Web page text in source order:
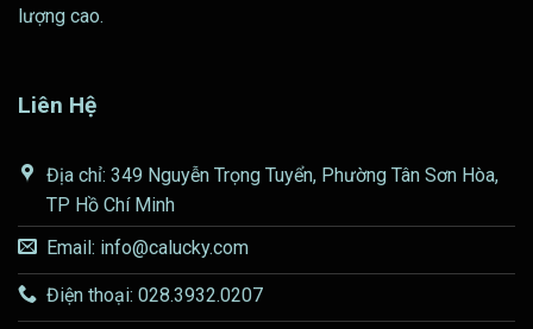
lượng cao.
Liên Hệ
Địa chỉ: 349 Nguyễn Trọng Tuyển, Phường Tân Sơn Hòa,
TP Hồ Chí Minh
Email: info@calucky.com
Điện thoại: 028.3932.0207